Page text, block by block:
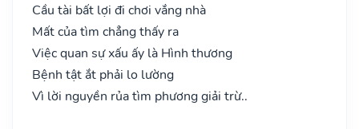
Cầu tài bất lợi đi chơi vắng nhà
Mất của tìm chẳng thấy ra
Việc quan sự xấu ấy là Hình thương
Bệnh tật ắt phải lo lường
Vì lời nguyền rủa tìm phương giải trừ..